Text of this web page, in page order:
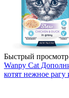
Быстрый просмотр
Wanpy Cat
котят нежное